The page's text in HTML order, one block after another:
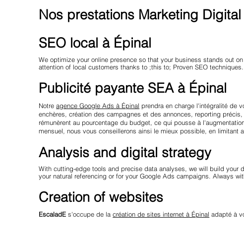
Nos prestations Marketing
SEO local à Épinal
We optimize your online presence so that your business stands out
attention of local customers thanks to ;this to; Proven SEO techniques.
Publicité payante SEA à Épinal
Analysis and digital strategy
Notreagence Google Ads à Épinal prendra en charge l'intégralité de
enchères, création des campagnes et des annonces, reporting
rémunèrent au pourcentage du budget, ce qui pousse à
mensuel, nous vous conseillerons ainsi le mieux possible, en limitant
With cutting-edge tools and precise data analyses, we will build
your natural referencing or for your Google Ads campaigns. Always
Creation of websites
EscaladE s'occupe de lacréation de sites internet à Épinal adapté à